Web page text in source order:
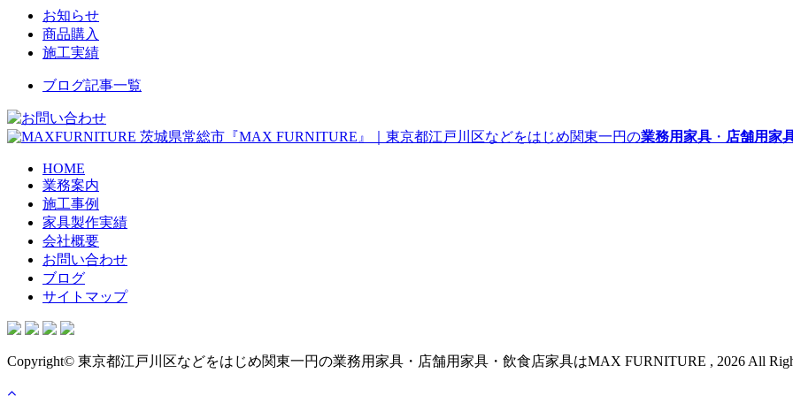
お知らせ
商品購入
施工実績
ブログ記事一覧
茨城県常総市『MAX FURNITURE』｜東京都江戸川区などをはじめ関東一円の業務用家具 ・ 店舗用家
HOME
業務案内
施工事例
家具製作実績
会社概要
お問い合わせ
ブログ
サイトマップ
Copyright© 東京都江戸川区などをはじめ関東一円の業務用家具・店舗用家具・飲食店家具はMAX FURNITURE , 2026 All